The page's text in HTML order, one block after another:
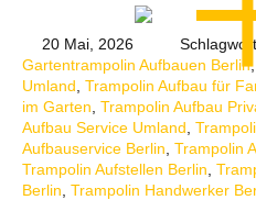
WEITERE
20 Mai, 2026
Gartentrampolin Aufbauen Berlin,
Umland Trampolin Aufbau für
im Garten Trampolin Aufbau
Aufbau Service Umland
Aufbauservice Berlin Trampolin
Trampolin Aufstellen Berlin
Berlin Trampolin Handwerker